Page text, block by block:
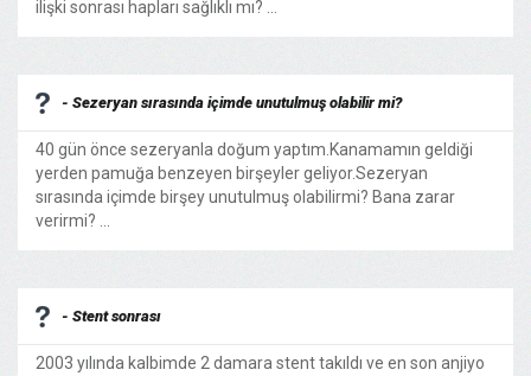
ilişki sonrası hapları sağlıklı mı? ...
- Sezeryan sırasında içimde unutulmuş olabilir mi?
40 gün önce sezeryanla doğum yaptım.Kanamamın geldiği
yerden pamuğa benzeyen birşeyler geliyor.Sezeryan
sırasında içimde birşey unutulmuş olabilirmi? Bana zarar
verirmi? ...
- Stent sonrası
2003 yılında kalbimde 2 damara stent takıldı ve en son anjiyo